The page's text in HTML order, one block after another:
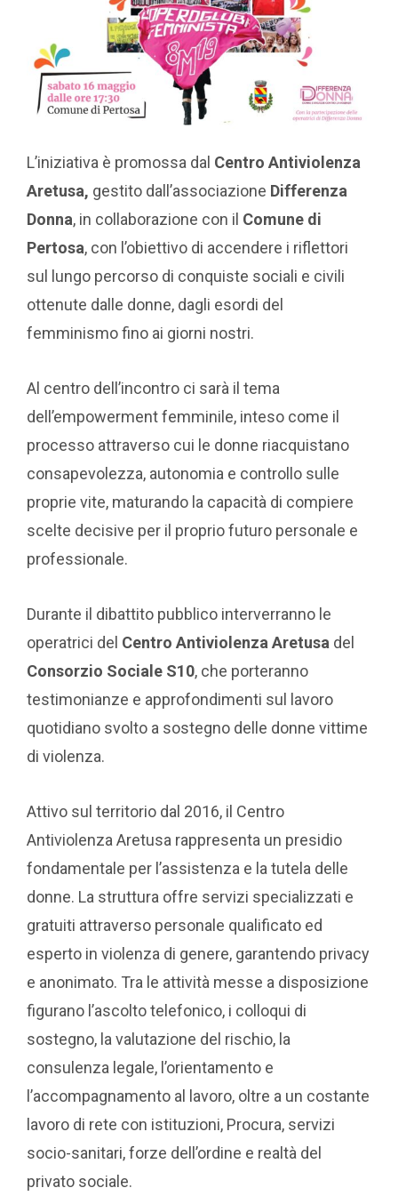
L’iniziativa è promossa dal Centro Antiviolenza
Aretusa, gestito dall’associazione Differenza
Donna, in collaborazione con il Comune di
Pertosa, con l’obiettivo di accendere i riflettori
sul lungo percorso di conquiste sociali e civili
ottenute dalle donne, dagli esordi del
femminismo fino ai giorni nostri.
Al centro dell’incontro ci sarà il tema
dell’empowerment femminile, inteso come il
processo attraverso cui le donne riacquistano
consapevolezza, autonomia e controllo sulle
proprie vite, maturando la capacità di compiere
scelte decisive per il proprio futuro personale e
professionale.
Durante il dibattito pubblico interverranno le
operatrici del Centro Antiviolenza Aretusa del
Consorzio Sociale S10, che porteranno
testimonianze e approfondimenti sul lavoro
quotidiano svolto a sostegno delle donne vittime
di violenza.
Attivo sul territorio dal 2016, il Centro
Antiviolenza Aretusa rappresenta un presidio
fondamentale per l’assistenza e la tutela delle
donne. La struttura offre servizi specializzati e
gratuiti attraverso personale qualificato ed
esperto in violenza di genere, garantendo privacy
e anonimato. Tra le attività messe a disposizione
figurano l’ascolto telefonico, i colloqui di
sostegno, la valutazione del rischio, la
consulenza legale, l’orientamento e
l’accompagnamento al lavoro, oltre a un costante
lavoro di rete con istituzioni, Procura, servizi
socio-sanitari, forze dell’ordine e realtà del
privato sociale.